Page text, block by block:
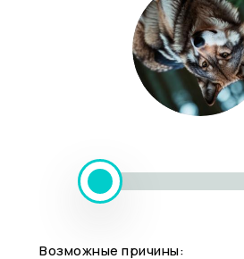
Возможные причины: